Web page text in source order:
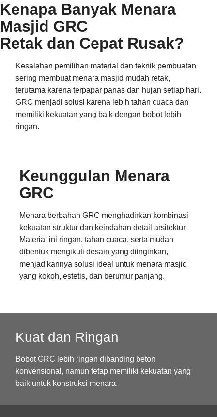
Kenapa Banyak Menara
Masjid GRC
Retak dan Cepat Rusak?
Kesalahan pemilihan material dan teknik pembuatan
sering membuat menara masjid mudah retak,
terutama karena terpapar panas dan hujan setiap hari.
GRC menjadi solusi karena lebih tahan cuaca dan
memiliki kekuatan yang baik dengan bobot lebih
ringan.
Keunggulan Menara
GRC
Menara berbahan GRC menghadirkan kombinasi
kekuatan struktur dan keindahan detail arsitektur.
Material ini ringan, tahan cuaca, serta mudah
dibentuk mengikuti desain yang diinginkan,
menjadikannya solusi ideal untuk menara masjid
yang kokoh, estetis, dan berumur panjang.
Kuat dan Ringan
Bobot GRC lebih ringan dibanding beton
konvensional, namun tetap memiliki kekuatan yang
baik untuk konstruksi menara.